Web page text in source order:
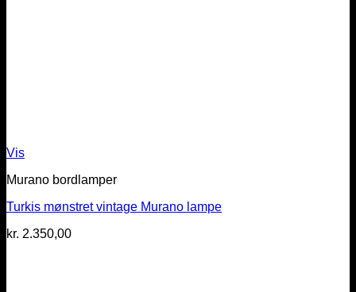
Vis
Murano bordlamper
Turkis mønstret vintage Murano lampe
kr. 2.350,00